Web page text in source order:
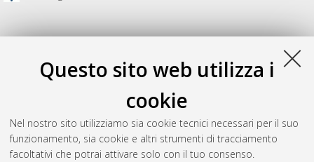
Questo sito web utilizza i
cookie
Nel nostro sito utilizziamo sia cookie tecnici necessari per il suo
funzionamento, sia cookie e altri strumenti di tracciamento
facoltativi che potrai attivare solo con il tuo consenso.